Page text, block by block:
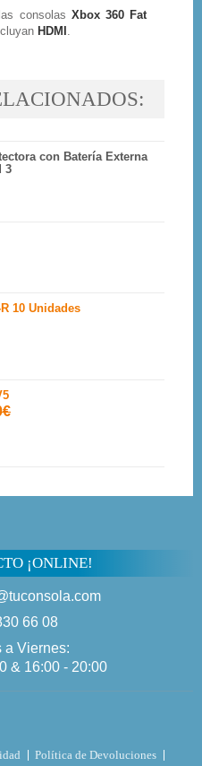
consolas Xbox 360 Fat
HDMI .
con Batería Externa
3
10 Unidades
¡ONLINE!
66 08
a Viernes:
& 16:00 - 20:00
Política de Devoluciones